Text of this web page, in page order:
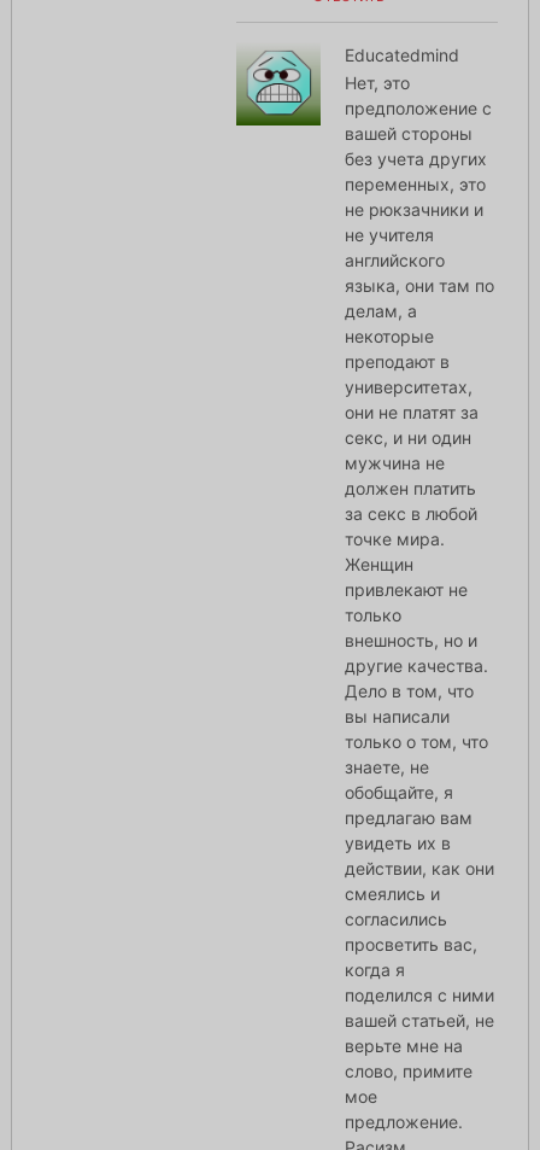
Educatedmind
Нет, это
предположение с
вашей стороны
без учета других
переменных, это
не рюкзачники и
не учителя
английского
языка, они там по
делам, а
некоторые
преподают в
университетах,
они не платят за
секс, и ни один
мужчина не
должен платить
за секс в любой
точке мира.
Женщин
привлекают не
только
внешность, но и
другие качества.
Дело в том, что
вы написали
только о том, что
знаете, не
обобщайте, я
предлагаю вам
увидеть их в
действии, как они
смеялись и
согласились
просветить вас,
когда я
поделился с ними
вашей статьей, не
верьте мне на
слово, примите
мое
предложение.